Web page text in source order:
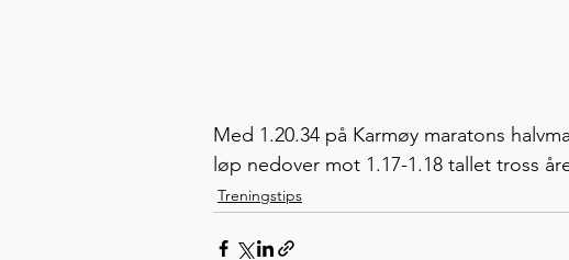
Med 1.20.34 på Karmøy maratons
løp nedover mot 1.17-1.18 tallet tross
Treningstips